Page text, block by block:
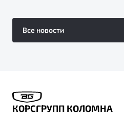
Все новости
КОРСГРУПП КОЛОМНА